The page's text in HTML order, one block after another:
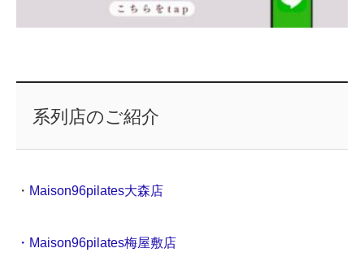
系列店のご紹介
・ Maison96pilates大森店
・Maison96pilates梅屋敷店